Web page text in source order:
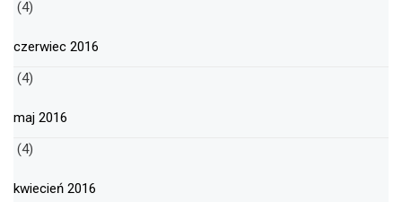
(4)
czerwiec 2016
(4)
maj 2016
(4)
kwiecień 2016